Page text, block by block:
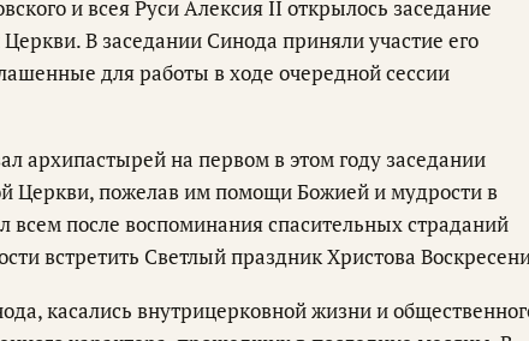
и всея Руси Алексия II открылось заседание
В заседании Синода приняли участие его
для работы в ходе очередной сессии
архипастырей на первом в этом году заседании
Церкви, пожелав им помощи Божией и мудрости в
всем после воспоминания спасительных страданий
встретить Светлый праздник Христова
касались внутрицерковной жизни и